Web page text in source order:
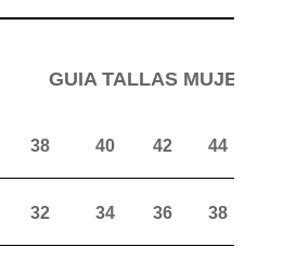
GUIA TALLAS MUJER
38 40 42 44
32 34 36 38